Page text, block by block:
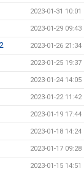
2023-01-31 10:01
2023-01-29 09:43
2023-01-26 21:34
2023-01-25 19:37
2023-01-24 14:05
2023-01-22 11:42
2023-01-19 17:44
2023-01-18 14:24
2023-01-17 09:28
2023-01-15 14:51